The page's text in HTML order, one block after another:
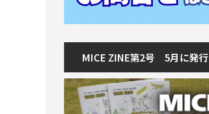
MICE ZINE第2号 5月に発行